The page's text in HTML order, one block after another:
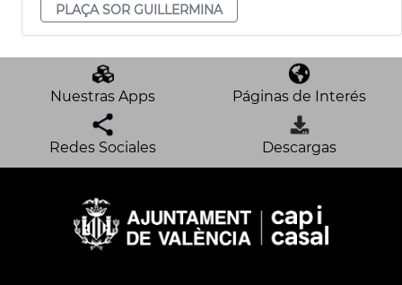
PLAÇA SOR GUILLERMINA
Nuestras Apps Páginas de Interés
Redes Sociales Descargas